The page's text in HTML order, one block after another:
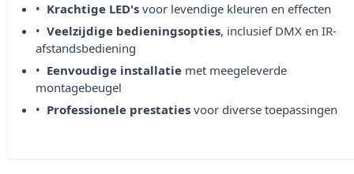
Krachtige LED's voor levendige kleuren en effecten
Veelzijdige bedieningsopties, inclusief DMX en IR-
afstandsbediening
Eenvoudige installatie met meegeleverde
montagebeugel
Professionele prestaties voor diverse toepassingen